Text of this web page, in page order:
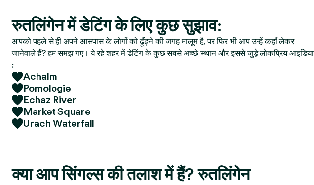
रुतलिंगेन में डेटिंग के लिए कुछ सुझाव:
आपको पहले से ही अपने आसपास के लोगों को ढूँढ़ने की जगह मालूम है, पर फिर भी आप उन्हें कहाँ लेकर
जानेवाले हैं? हम समझ गए। ये रहे शहर में डेटिंग के कुछ सबसे अच्छे स्थान और इससे जुड़े लोकप्रिय आइडिया
:
Achalm
Pomologie
Echaz River
Market Square
Urach Waterfall
क्या आप सिंगल्स की तलाश में हैं? रुतलिंगेन